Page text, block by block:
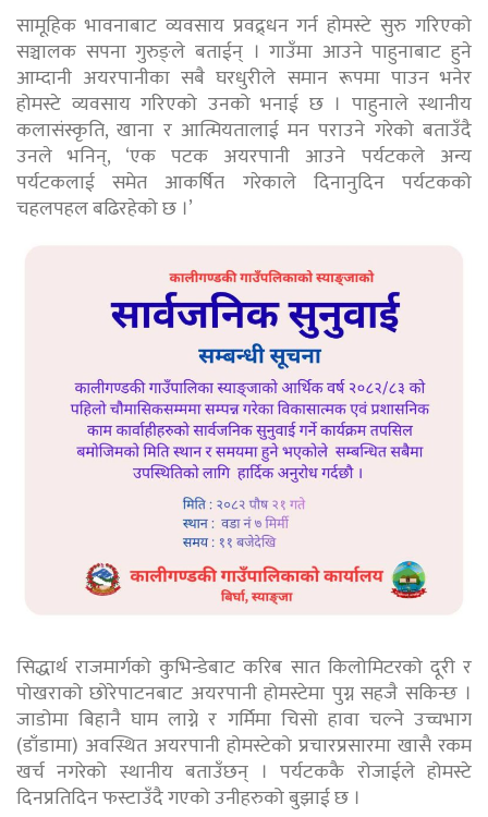
सामूहिक भावनाबाट व्यवसाय प्रवद्र्धन गर्न होमस्टे सुरु गरिएको
सञ्चालक सपना गुरुङ्ले बताईन् । गाउँमा आउने पाहुनाबाट हुने
आम्दानी अयरपानीका सबै घरधुरीले समान रूपमा पाउन भनेर
होमस्टे व्यवसाय गरिएको उनको भनाई छ । पाहुनाले स्थानीय
कलासंस्कृति, खाना र आत्मियतालाई मन पराउने गरेको बताउँदै
उनले भनिन्, ‘एक पटक अयरपानी आउने पर्यटकले अन्य
पर्यटकलाई समेत आकर्षित गरेकाले दिनानुदिन पर्यटकको
चहलपहल बढिरहेको छ ।’
सिद्धार्थ राजमार्गको कुभिन्डेबाट करिब सात किलोमिटरको दूरी र
पोखराको छोरेपाटनबाट अयरपानी होमस्टेमा पुग्न सहजै सकिन्छ ।
जाडोमा बिहानै घाम लाग्ने र गर्मिमा चिसो हावा चल्ने उच्चभाग
(डाँडामा) अवस्थित अयरपानी होमस्टेको प्रचारप्रसारमा खासै रकम
खर्च नगरेको स्थानीय बताउँछन् । पर्यटककै रोजाईले होमस्टे
दिनप्रतिदिन फस्टाउँदै गएको उनीहरुको बुझाई छ ।